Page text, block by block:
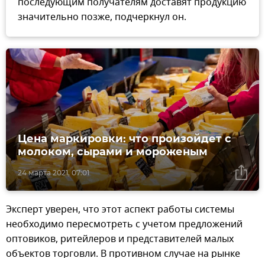
значительно позже, подчеркнул он.
24 марта 2021, 07:01
Цена маркировки: что произойдет с
молоком, сырами и мороженым
Эксперт уверен, что этот аспект работы системы
необходимо пересмотреть с учетом предложений
оптовиков, ритейлеров и представителей малых
объектов торговли. В противном случае на рынке